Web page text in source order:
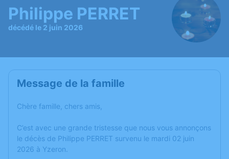
Philippe PERRET
décédé le 2 juin 2026
Message de la famille
Chère famille, chers amis,
C’est avec une grande tristesse que nous vous annonçons
le décès de Philippe PERRET survenu le mardi 02 juin
2026 à Yzeron.